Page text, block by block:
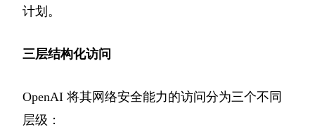
计划。
三层结构化访问
OpenAI 将其网络安全能力的访问分为三个不同
层级：